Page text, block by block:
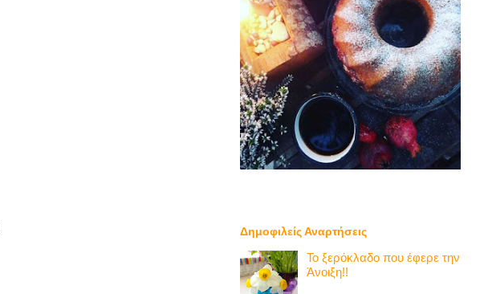
Δημοφιλείς Αναρτήσεις
Το ξερόκλαδο που έφερε την
Άνοιξη!!